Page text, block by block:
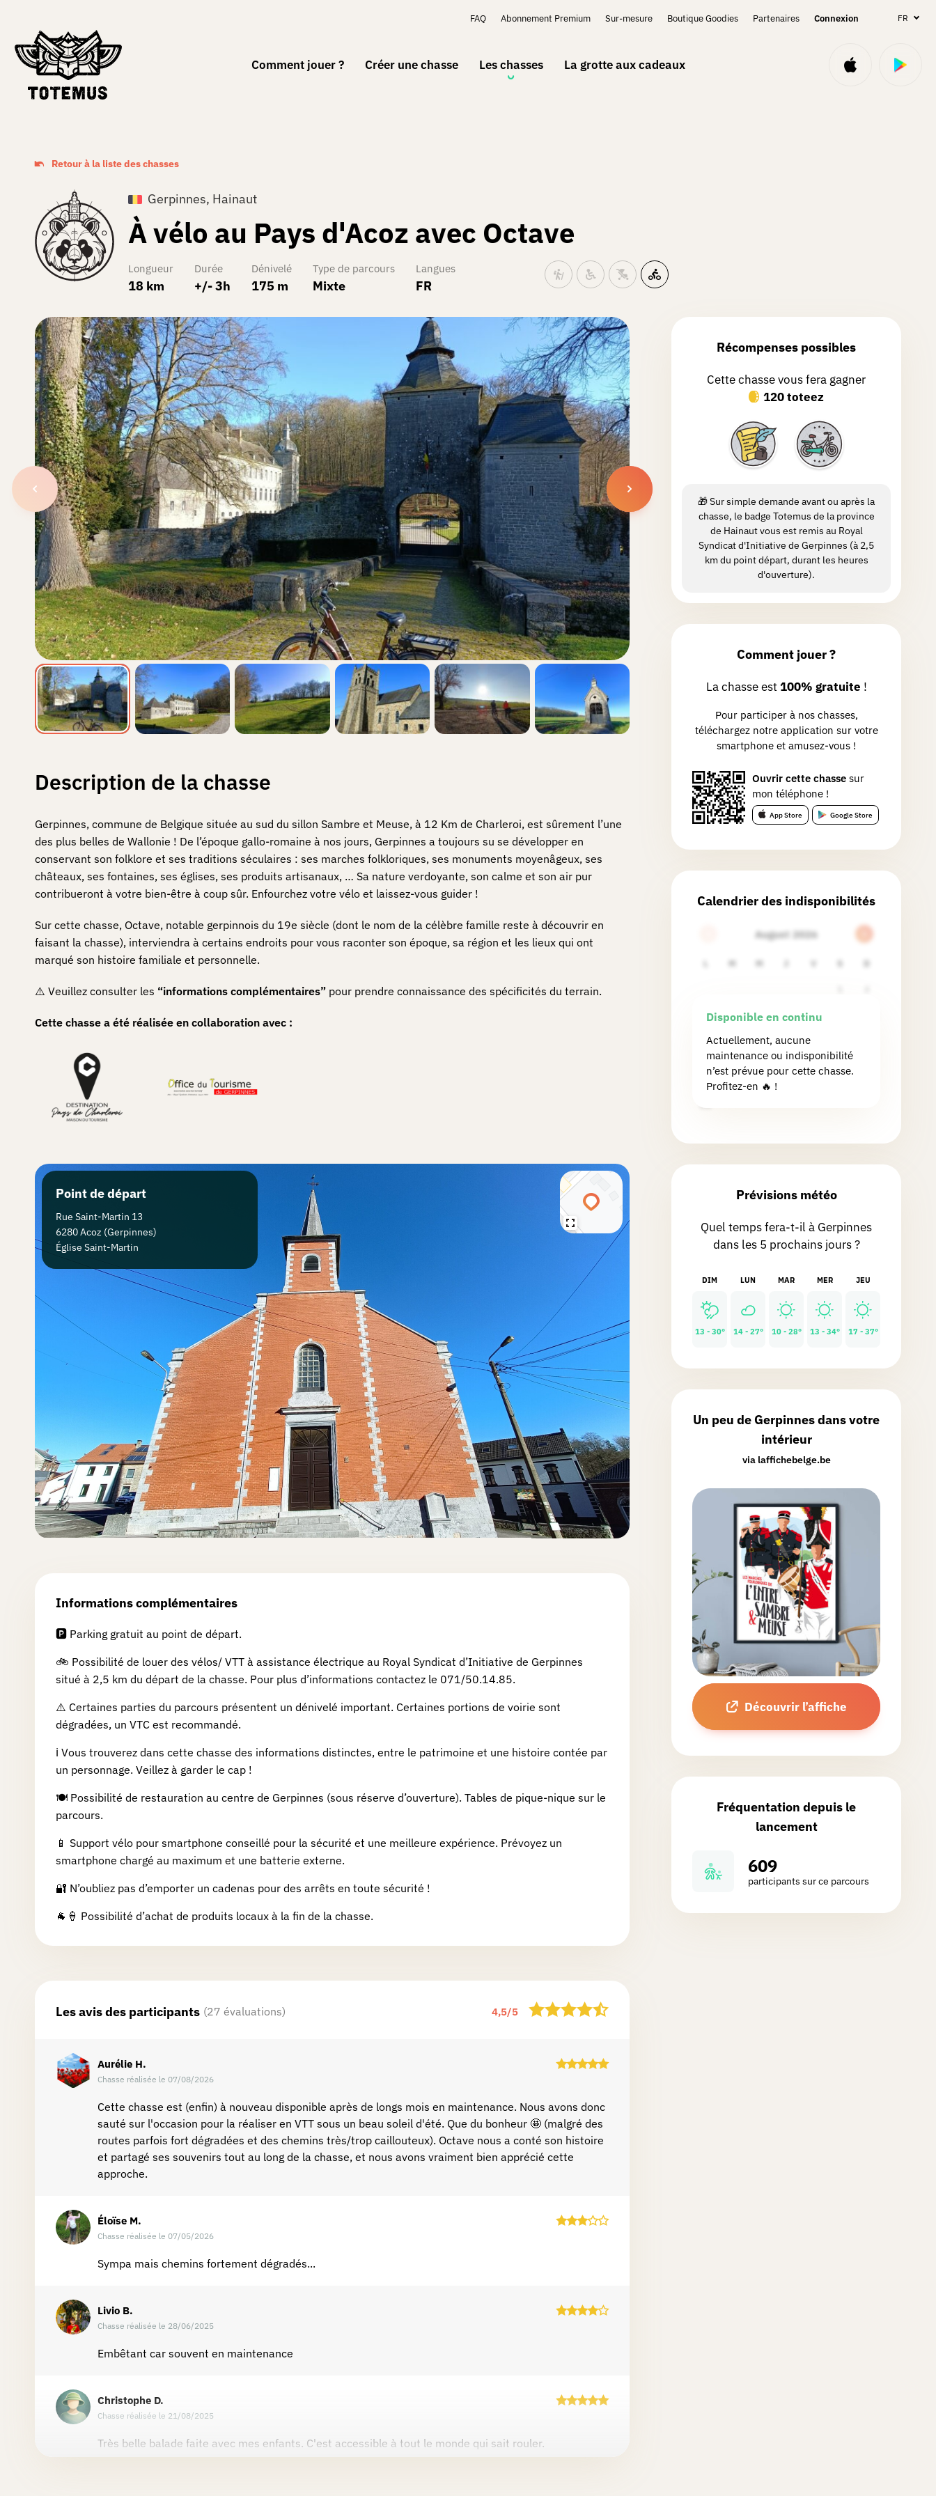
FAQ Abonnement Premium Sur-mesure Boutique Goodies Partenaires Connexion FR
Comment jouer ? Créer une chasse Les chasses La grotte aux cadeaux
Comment
jouer ?
Créer
Les
chasses
La
cadeaux
FAQ
Abonnement
Premium
Sur-
mesure
Boutique
Goodies
Connexion
Retour à la liste des chasses
Gerpinnes, Hainaut
À vélo au Pays d'Acoz avec Octave
Longueur
18 km
Durée
+/- 3h
Dénivelé
175 m
Type de parcours
Mixte
Langues
FR
Description de la chasse
Gerpinnes, commune de Belgique située au sud du sillon Sambre et Meuse, à 12 Km de Charleroi, est sûrement l’une
des plus belles de Wallonie ! De l’époque gallo-romaine à nos jours, Gerpinnes a toujours su se développer en
conservant son folklore et ses traditions séculaires : ses marches folkloriques, ses monuments moyenâgeux, ses
châteaux, ses fontaines, ses églises, ses produits artisanaux, … Sa nature verdoyante, son calme et son air pur
contribueront à votre bien-être à coup sûr. Enfourchez votre vélo et laissez-vous guider !
Sur cette chasse, Octave, notable gerpinnois du 19e siècle (dont le nom de la célèbre famille reste à découvrir en
faisant la chasse), interviendra à certains endroits pour vous raconter son époque, sa région et les lieux qui ont
marqué son histoire familiale et personnelle.
⚠️ Veuillez consulter les “informations complémentaires” pour prendre connaissance des spécificités du terrain.
Cette chasse a été réalisée en collaboration avec :
Point de départ
Rue Saint-Martin 13
6280 Acoz (Gerpinnes)
Église Saint-Martin
Informations complémentaires
🅿️ Parking gratuit au point de départ.
🚲 Possibilité de louer des vélos/ VTT à assistance électrique au Royal Syndicat d’Initiative de Gerpinnes
situé à 2,5 km du départ de la chasse. Pour plus d’informations contactez le 071/50.14.85.
⚠️ Certaines parties du parcours présentent un dénivelé important. Certaines portions de voirie sont
dégradées, un VTC est recommandé.
ℹ️ Vous trouverez dans cette chasse des informations distinctes, entre le patrimoine et une histoire contée par
un personnage. Veillez à garder le cap !
🍽️ Possibilité de restauration au centre de Gerpinnes (sous réserve d’ouverture). Tables de pique-nique sur le
parcours.
📱 Support vélo pour smartphone conseillé pour la sécurité et une meilleure expérience. Prévoyez un
smartphone chargé au maximum et une batterie externe.
🔐 N’oubliez pas d’emporter un cadenas pour des arrêts en toute sécurité !
🐐🍦 Possibilité d’achat de produits locaux à la fin de la chasse.
Les avis des participants (27 évaluations) 4,5/5
Aurélie H.
Chasse réalisée le 07/08/2026
Cette chasse est (enfin) à nouveau disponible après de longs mois en maintenance. Nous avons donc
sauté sur l'occasion pour la réaliser en VTT sous un beau soleil d'été. Que du bonheur 🤩 (malgré des
routes parfois fort dégradées et des chemins très/trop caillouteux). Octave nous a conté son histoire
et partagé ses souvenirs tout au long de la chasse, et nous avons vraiment bien apprécié cette
approche.
Éloïse M.
Chasse réalisée le 07/05/2026
Sympa mais chemins fortement dégradés...
Livio B.
Chasse réalisée le 28/06/2025
Embêtant car souvent en maintenance
Christophe D.
Chasse réalisée le 21/08/2025
Très belle balade faite avec mes enfants. C'est accessible à tout le monde qui sait rouler.
Récompenses possibles
Cette chasse vous fera gagner
120 toteez
🎁 Sur simple demande avant ou après la
chasse, le badge Totemus de la province
de Hainaut vous est remis au Royal
Syndicat d'Initiative de Gerpinnes (à 2,5
km du point départ, durant les heures
d'ouverture).
Comment jouer ?
La chasse est100% gratuite !
Pour participer à nos chasses,
téléchargez notre application sur votre
smartphone et amusez-vous !
Ouvrir cette chasse sur
mon téléphone !
App Store Google Store
Calendrier des indisponibilités
August 2026
M M
3
10
11
17
18 19 20 21 22
24
25 26
Disponible en continu
Actuellement, aucune
maintenance ou indisponibilité
n’est prévue pour cette chasse.
Profitez-en 🔥 !
Prévisions météo
Quel temps fera-t-il à Gerpinnes
dans les 5 prochains jours ?
DIM
13 - 30°
LUN
14 - 27°
MAR
10 - 28°
MER
13 - 34°
JEU
17 - 37°
Un peu de Gerpinnes dans votre
intérieur
via laffichebelge.be
Découvrir l’affiche
Fréquentation depuis le
lancement
609
participants sur ce parcours